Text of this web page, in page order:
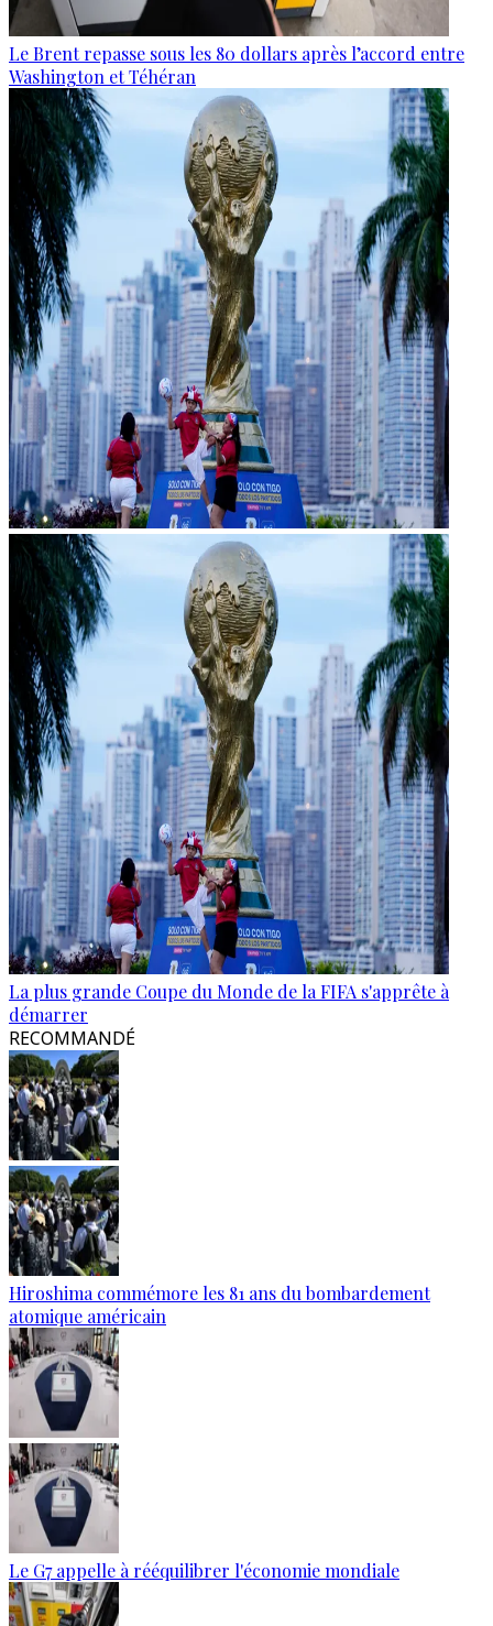
Le Brent repasse sous les 80 dollars après l’accord entre
Washington et Téhéran
La plus grande Coupe du Monde de la FIFA s'apprête à
démarrer
RECOMMANDÉ
Hiroshima commémore les 81 ans du bombardement
atomique américain
Le G7 appelle à rééquilibrer l'économie mondiale